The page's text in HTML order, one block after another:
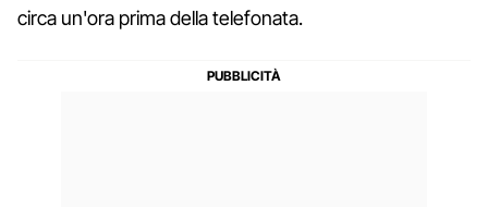
circa un'ora prima della telefonata.